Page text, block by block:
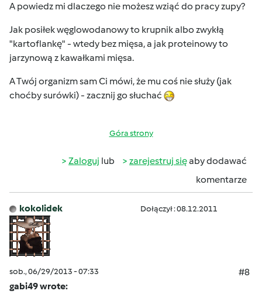
A powiedz mi dlaczego nie możesz wziąć do pracy zupy?
Jak posiłek węglowodanowy to krupnik albo zwykłą
"kartoflankę" - wtedy bez mięsa, a jak proteinowy to
jarzynową z kawałkami mięsa.
A Twój organizm sam Ci mówi, że mu coś nie służy (jak
choćby surówki) - zacznij go słuchać
Góra strony
Zaloguj lub zarejestruj sięaby dodawać
komentarze
kokolidek Dołączył : 08.12.2011
sob., 06/29/2013 - 07:33
#8
gabi49 wrote: